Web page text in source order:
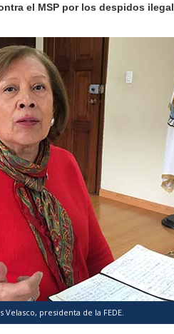
el MSP por los despidos
Velasco, presidenta de la FEDE.